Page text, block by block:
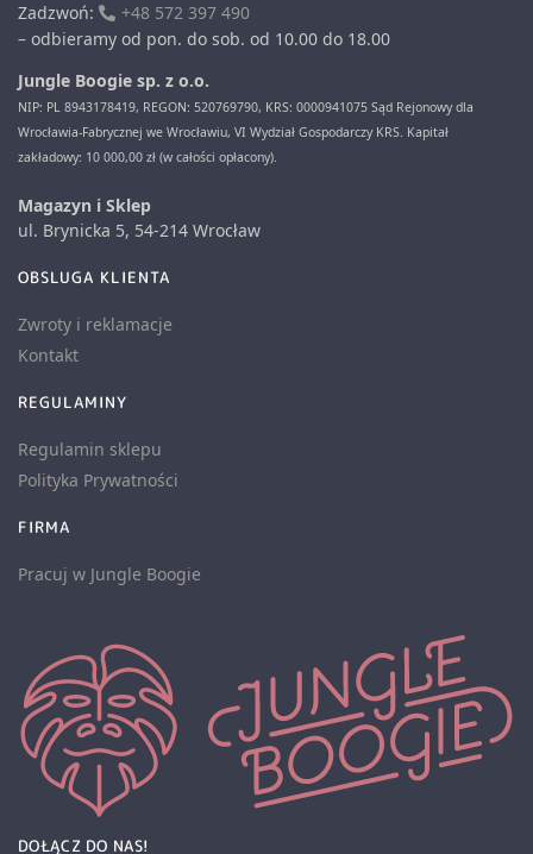
Zadzwoń:
+48 572 397 490
– odbieramy od pon. do sob. od 10.00 do 18.00
Jungle Boogie sp. z o.o.
NIP: PL 8943178419, REGON: 520769790, KRS: 0000941075 Sąd Rejonowy dla
Wrocławia-Fabrycznej we Wrocławiu, VI Wydział Gospodarczy KRS. Kapitał
zakładowy: 10 000,00 zł (w całości opłacony).
Magazyn i Sklep
ul. Brynicka 5, 54-214 Wrocław
OBSLUGA KLIENTA
Zwroty i reklamacje
Kontakt
REGULAMINY
Regulamin sklepu
Polityka Prywatności
FIRMA
Pracuj w Jungle Boogie
DOŁĄCZ DO NAS!